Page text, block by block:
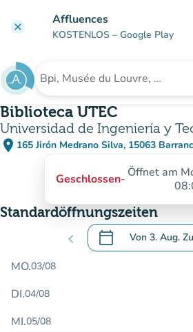
clear Affluences
KOSTENLOS – Google Play
Suche nach einer Einrichtung
Biblioteca UTEC
Universidad de Ingeniería y
place 165 Jirón Medrano Silva, 15063
(in Google Maps
(new tab)
Geschlossen- Öffnet am
Standardöffnungszeiten
chevron_left calendar_today Von 3. Aug. Zu
.Öffnen Sie den
MO.03/08
DI.04/08
MI.05/08